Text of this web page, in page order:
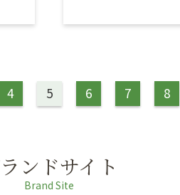
4 5 6 7 8
ンドサイト
Brand Site